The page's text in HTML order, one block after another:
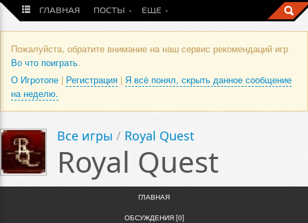
ГЛАВНАЯ ПОСТЫ ЕЩЕ
Пожалуйста, обратите внимание на наш сервис рекомендаций игр
Во что поиграть.
О Игротопе | Регистрация | Я всё понял, скрыть данное сообщение
на неделю.
Все игры / Royal Quest
Royal Quest
ГЛАВНАЯ
ОБСУЖДЕНИЯ [0]